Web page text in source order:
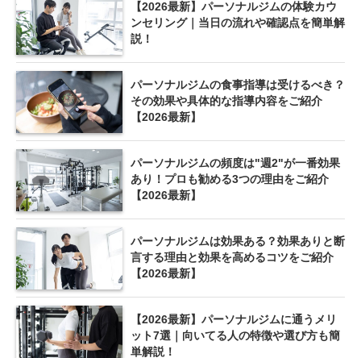
【2026最新】パーソナルジムの体験カウ
ンセリング｜当日の流れや確認点を簡単解
説！
パーソナルジムの食事指導は受けるべき？
その効果や具体的な指導内容をご紹介
【2026最新】
パーソナルジムの頻度は"週2"が一番効果
あり！プロも勧める3つの理由をご紹介
【2026最新】
パーソナルジムは効果ある？効果ありと断
言する理由と効果を高めるコツをご紹介
【2026最新】
【2026最新】パーソナルジムに通うメリ
ット7選｜向いてる人の特徴や選び方も簡
単解説！